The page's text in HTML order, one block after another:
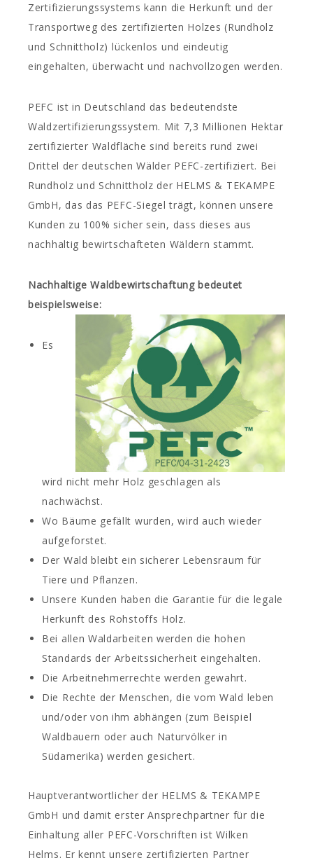
Zertifizierungssystems kann die Herkunft und der
Transportweg des zertifizierten Holzes (Rundholz
und Schnittholz) lückenlos und eindeutig
eingehalten, überwacht und nachvollzogen werden.
PEFC ist in Deutschland das bedeutendste
Waldzertifizierungssystem. Mit 7,3 Millionen Hektar
zertifizierter Waldfläche sind bereits rund zwei
Drittel der deutschen Wälder PEFC-zertifiziert. Bei
Rundholz und Schnittholz der HELMS & TEKAMPE
GmbH, das das PEFC-Siegel trägt, können unsere
Kunden zu 100% sicher sein, dass dieses aus
nachhaltig bewirtschafteten Wäldern stammt.
Nachhaltige Waldbewirtschaftung bedeutet
beispielsweise:
Es
wird nicht mehr Holz geschlagen als
nachwächst.
Wo Bäume gefällt wurden, wird auch wieder
aufgeforstet.
Der Wald bleibt ein sicherer Lebensraum für
Tiere und Pflanzen.
Unsere Kunden haben die Garantie für die legale
Herkunft des Rohstoffs Holz.
Bei allen Waldarbeiten werden die hohen
Standards der Arbeitssicherheit eingehalten.
Die Arbeitnehmerrechte werden gewahrt.
Die Rechte der Menschen, die vom Wald leben
und/oder von ihm abhängen (zum Beispiel
Waldbauern oder auch Naturvölker in
Südamerika) werden gesichert.
Hauptverantwortlicher der HELMS & TEKAMPE
GmbH und damit erster Ansprechpartner für die
Einhaltung aller PEFC-Vorschriften ist Wilken
Helms. Er kennt unsere zertifizierten Partner